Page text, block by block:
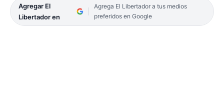
Agregar El
Libertador en
Agrega El Libertador a tus medios
preferidos en Google